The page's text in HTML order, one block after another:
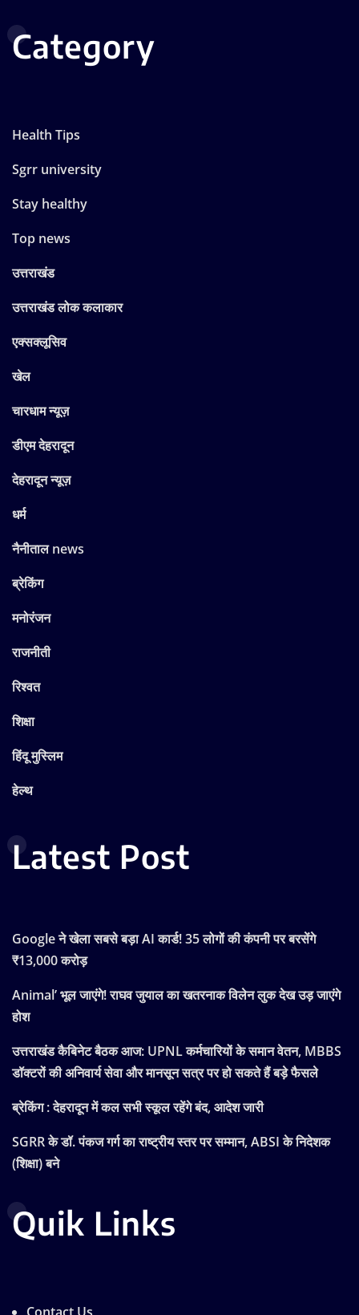
Category
Health Tips
Sgrr university
Stay healthy
Top news
उत्तराखंड
उत्तराखंड लोक कलाकार
एक्सक्लूसिव
खेल
चारधाम न्यूज़
डीएम देहरादून
देहरादून न्यूज़
धर्म
नैनीताल news
ब्रेकिंग
मनोरंजन
राजनीती
रिश्वत
शिक्षा
हिंदू मुस्लिम
हेल्थ
Latest Post
Google ने खेला सबसे बड़ा AI कार्ड! 35 लोगों की कंपनी पर बरसेंगे
₹13,000 करोड़
Animal’ भूल जाएंगे! राघव जुयाल का खतरनाक विलेन लुक देख उड़ जाएंगे
होश
उत्तराखंड कैबिनेट बैठक आज: UPNL कर्मचारियों के समान वेतन, MBBS
डॉक्टरों की अनिवार्य सेवा और मानसून सत्र पर हो सकते हैं बड़े फैसले
ब्रेकिंग : देहरादून में कल सभी स्कूल रहेंगे बंद, आदेश जारी
SGRR के डॉ. पंकज गर्ग का राष्ट्रीय स्तर पर सम्मान, ABSI के निदेशक
(शिक्षा) बने
Quik Links